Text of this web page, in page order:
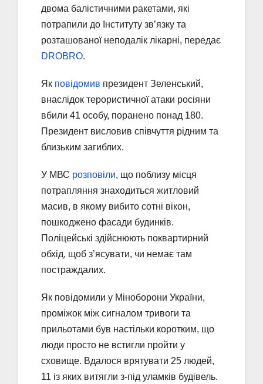
двома балістичними ракетами, які
потрапили до Інституту зв’язку та
розташованої неподалік лікарні, передає
DROBRO.
Як повідомив президент Зеленський,
внаслідок терористичної атаки росіяни
вбили 41 особу, поранено понад 180.
Президент висловив співчуття рідним та
близьким загиблих.
У МВС розповіли, що поблизу місця
потрапляння знаходиться житловий
масив, в якому вибито сотні вікон,
пошкоджено фасади будинків.
Поліцейські здійснюють поквартирний
обхід, щоб з’ясувати, чи немає там
постраждалих.
Як повідомили у Міноборони України,
проміжок між сигналом тривоги та
прильотами був настільки коротким, що
люди просто не встигли пройти у
сховище. Вдалося врятувати 25 людей,
11 із яких витягли з-під уламків будівель.